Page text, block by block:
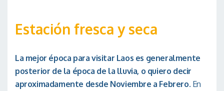
Estación fresca y seca
La mejor época para visitar Laos es generalmente
posterior de la época de la lluvia, o quiero decir
aproximadamente desde Noviembre a Febrero. En